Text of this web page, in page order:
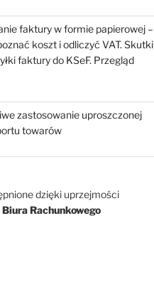
faktury w formie papierowej –
koszt i odliczyć VAT. Skutki
faktury do KSeF. Przegląd
zastosowanie uproszczonej
towarów
dzięki uprzejmości
Rachunkowego